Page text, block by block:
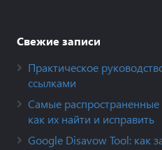
Свежие записи
Практическое
ссылками
Самые
как их найти и исправить
Google Disavow Tool: как